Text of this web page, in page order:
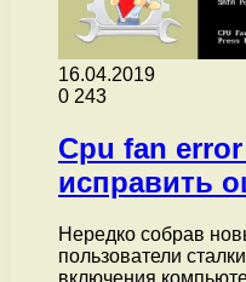
16.04.2019
0 243
Cpu fan
исправить
Нередко собрав
пользователи
включения